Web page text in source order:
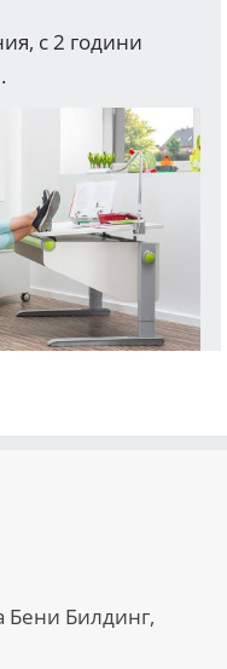
с 2 години
Бени Билдинг,